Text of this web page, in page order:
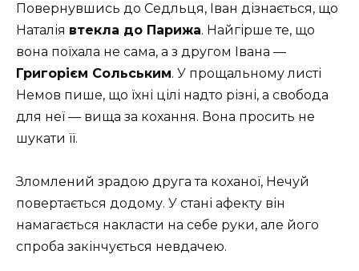
Повернувшись до Седльця, Іван дізнається, що
Наталія втекла до Парижа. Найгірше те, що
вона поїхала не сама, а з другом Івана —
Григорієм Сольським. У прощальному листі
Немов пише, що їхні цілі надто різні, а свобода
для неї — вища за кохання. Вона просить не
шукати її.
Зломлений зрадою друга та коханої, Нечуй
повертається додому. У стані афекту він
намагається накласти на себе руки, але його
спроба закінчується невдачею.